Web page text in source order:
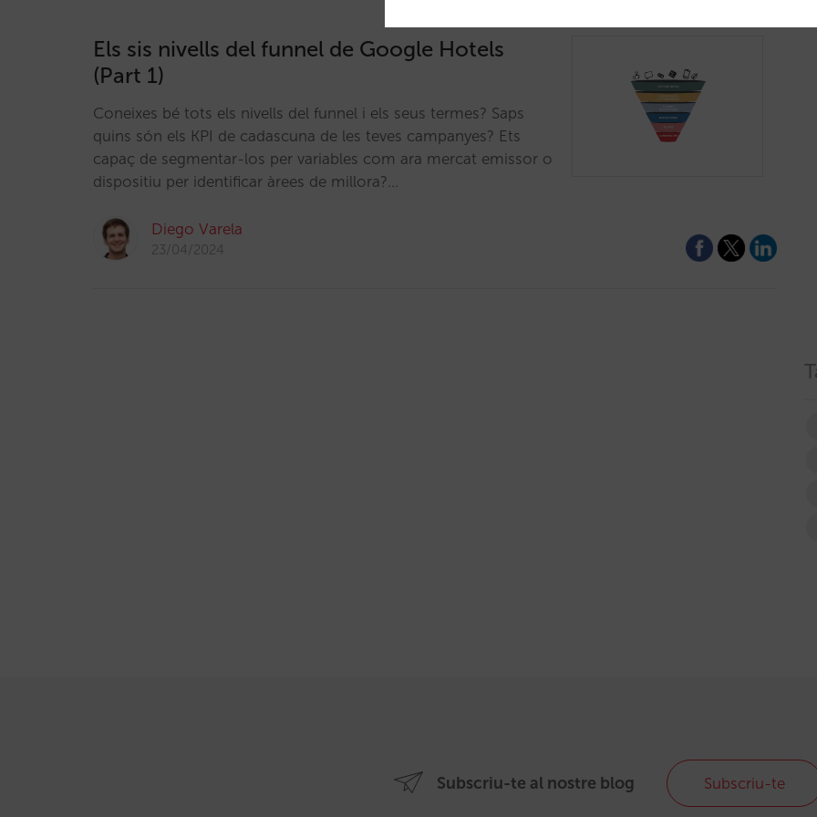
Els sis nivells del funnel de Google Hotels
(Part 1)
Coneixes bé tots els nivells del funnel i els seus termes? Saps
quins són els KPI de cadascuna de les teves campanyes? Ets
capaç de segmentar-los per variables com ara mercat emissor o
dispositiu per identificar àrees de millora?…
Diego Varela
23/04/2024
Subscriu-te al nostre blog Subscriu-te